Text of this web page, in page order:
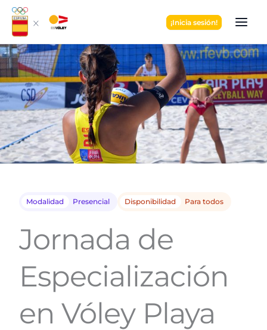
contenido
¡Inicia sesión!
Modalidad Presencial Disponibilidad Para todos
Jornada de
Especialización
en Vóley Playa